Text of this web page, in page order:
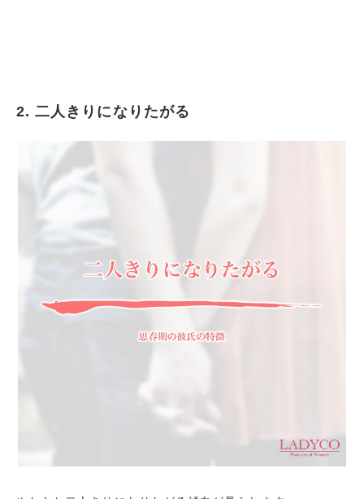
2. 二人きりになりたがる